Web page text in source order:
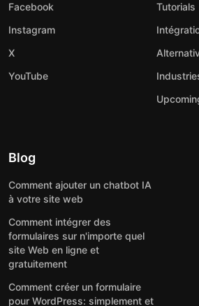
Facebook
Instagram
X
YouTube
Tutorials
Blog
Comment ajouter un chatbot IA
à votre site web
Comment intégrer des
formulaires sur n'importe quel
site Web en ligne et
gratuitement
Comment créer un formulaire
pour WordPress: simplement et